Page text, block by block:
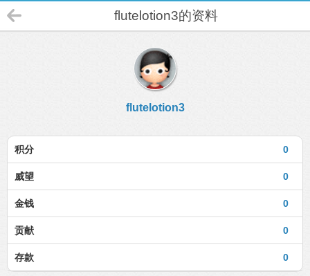
flutelotion3的资料
flutelotion3
0
积分
0
威望
0
金钱
0
贡献
0
存款